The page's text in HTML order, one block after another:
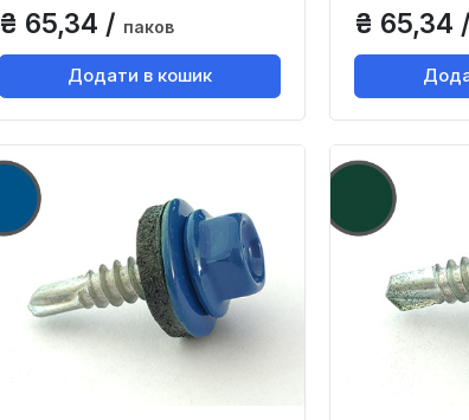
₴ 65,34 / паков
Додати в кошик
₴ 65,34 /